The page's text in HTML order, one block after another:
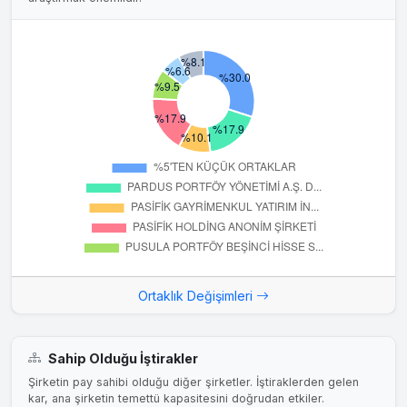
Yeni Şirket Kurulması Hakkında
yaparak; 24.04.2024 tarihli KAP duyurusunda Yönetim
Kurulu'nun Demir İpek Yolu güzergahında Çin-Türkiye-
Avrupa ve tersi yönde demiryolu kombine yük taşımacılığı
hacmini arttırmak amacıyla şirket kurma ve/veya işbirliği
yapma konusunda yetkilendirme yaptığı hususunu
kamuoyu ve yatırımcılarımız ile paylaşmış ve söz konusu
yetkilendirme kapsamında Şirketimizin Azerbaycan'ın önde
gelen gruplarından...
Yatırım Haberi
devamında Avrupa varışlı yükler ile Avrupa'dan Türkiye ve
Çin varışlı yüklerin taşınması amacı ile, 8 yıldır orta koridor
30.07.2024
Ortaklık Değişimleri
Sahip Olduğu İştirakler
Şirketin pay sahibi olduğu diğer şirketler. İştiraklerden gelen
kar, ana şirketin temettü kapasitesini doğrudan etkiler.